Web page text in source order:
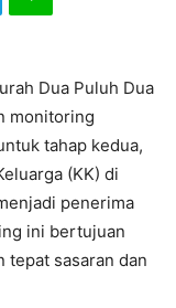
Dua Puluh Dua
monitoring
tahap kedua,
(KK) di
penerima
ini bertujuan
tepat sasaran dan